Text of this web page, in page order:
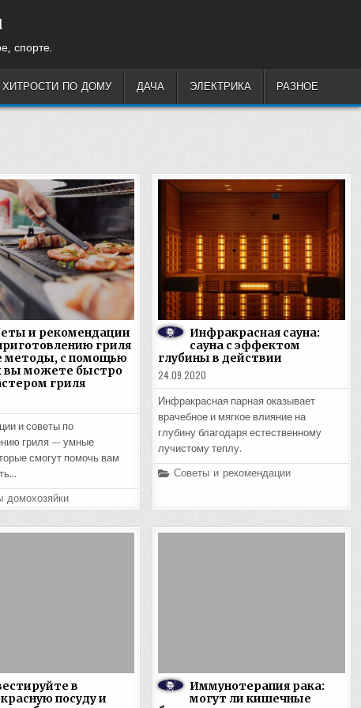
спорте.
ХИТРОСТИ ПО ДОМУ ДАЧА ЭЛЕКТРИКА РАЗНОЕ
и рекомендации
гриля
методы, с помощью
вы можете быстро
гриля
и советы по
гриля — умные
смогут помочь вам
домохозяйки
Инфракрасная сауна:
сауна с эффектом
глубины в действии
24.09.2020
Инфракрасная парная оказывает
врачебное и мягкое влияние на
глубину благодаря естественному
лучистому теплу.
Posted
Советы и рекомендации
в
посуду и
Иммунотерапия рака:
могут ли кишечные